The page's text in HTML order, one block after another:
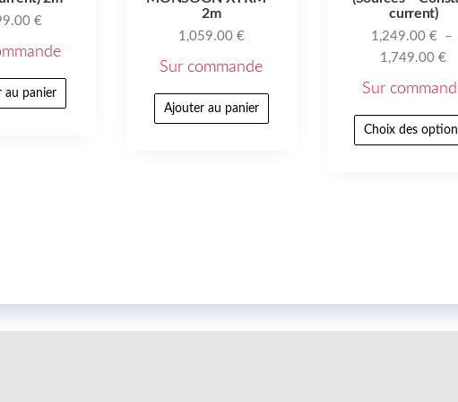
€
au panier
2m
1,059.00 €
Sur commande
Ajouter au panier
current)
1,249.00 €
–
1,749.00€
Sur
Choix des